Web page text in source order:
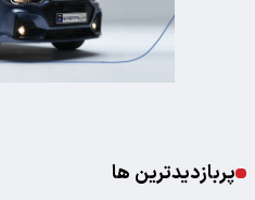
پربازدیدترین ها